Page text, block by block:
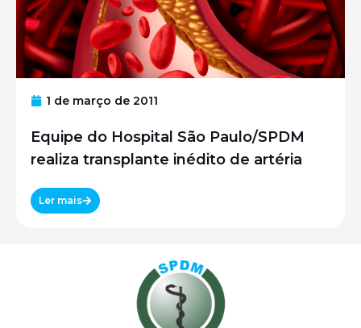
1 de março de 2011
Equipe do Hospital São Paulo/SPDM
realiza transplante inédito de artéria
Ler mais